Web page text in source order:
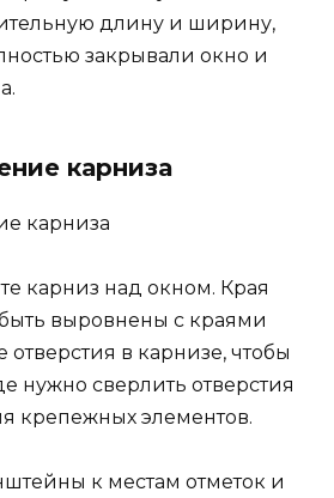
длину и ширину,
закрывали окно и
карниза
карниз над окном. Края
выровнены с краями
отверстия в карнизе, чтобы
нужно сверлить отверстия
крепежных элементов.
к местам отметок и